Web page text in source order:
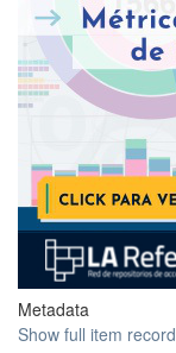
Metadata
Show full item record